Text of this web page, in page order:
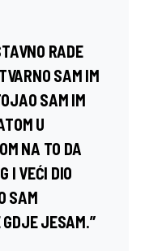
RADE
SAM IM
SAM IM
U
NA TO DA
I VEĆI DIO
SAM
JESAM.”